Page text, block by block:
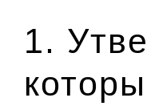
1.